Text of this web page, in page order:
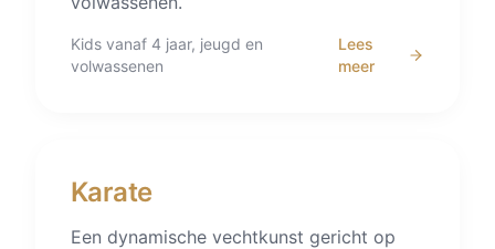
Kids vanaf 4 jaar, jeugd en
volwassenen
Lees
meer
Karate
Een dynamische vechtkunst gericht op